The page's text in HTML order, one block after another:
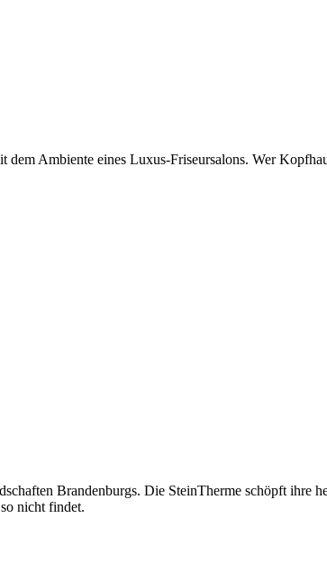
Ambiente eines Luxus-Friseursalons. Wer
Brandenburgs. Die SteinTherme schöpft ihre
nicht findet.